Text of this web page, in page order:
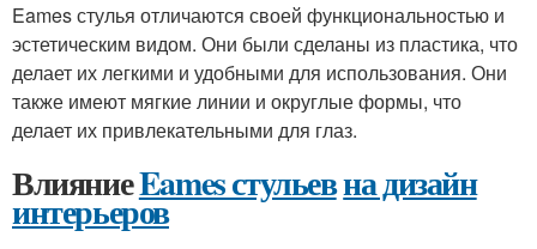
Eames стулья отличаются своей функциональностью и
эстетическим видом. Они были сделаны из пластика, что
делает их легкими и удобными для использования. Они
также имеют мягкие линии и округлые формы, что
делает их привлекательными для глаз.
ВлияниеEames стульевна дизайн
интерьеров